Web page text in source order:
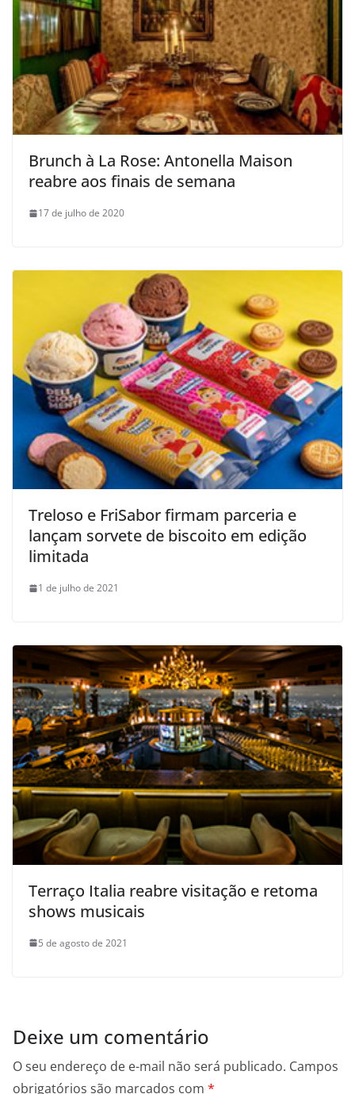
Brunch à La Rose: Antonella Maison
reabre aos finais de semana
17 de julho de 2020
Treloso e FriSabor firmam parceria e
lançam sorvete de biscoito em edição
limitada
1 de julho de 2021
Terraço Italia reabre visitação e retoma
shows musicais
5 de agosto de 2021
Deixe um comentário
O seu endereço de e-mail não será publicado. Campos
obrigatórios são marcados com *